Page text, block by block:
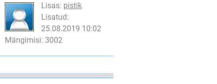
Lisas: pistik
Lisatud:
25.08.2019 10:02
Mängimisi: 3002